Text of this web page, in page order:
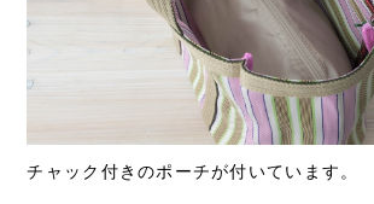
チャック付きのポーチが付いています。